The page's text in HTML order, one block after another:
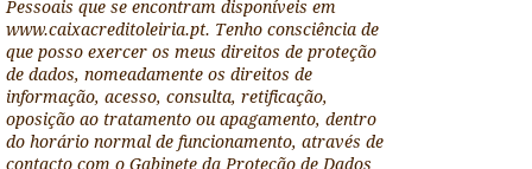
Pessoais que se encontram disponíveis em
www.caixacreditoleiria.pt. Tenho consciência de
que posso exercer os meus direitos de proteção
de dados, nomeadamente os direitos de
informação, acesso, consulta, retificação,
oposição ao tratamento ou apagamento, dentro
do horário normal de funcionamento, através de
contacto com o Gabinete da Proteção de Dados